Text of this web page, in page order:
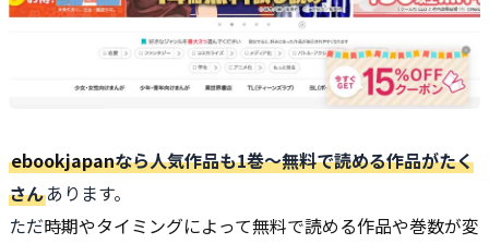
ebookjapanなら人気作品も1巻〜無料で読める作品がたく
さんあります。
ただ時期やタイミングによって無料で読める作品や巻数が変